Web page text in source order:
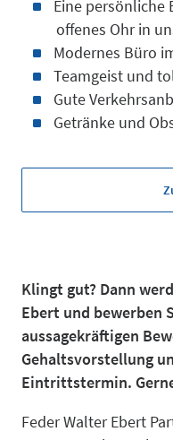
Eine persönliche
offenes Ohr in
Modernes Büro
Teamgeist und
Gute
Getränke und
Klingt gut? Dann
Ebert und bewerben
aussagekräftigen
Gehaltsvorstellung
Eintrittstermin.
Feder Walter Ebert